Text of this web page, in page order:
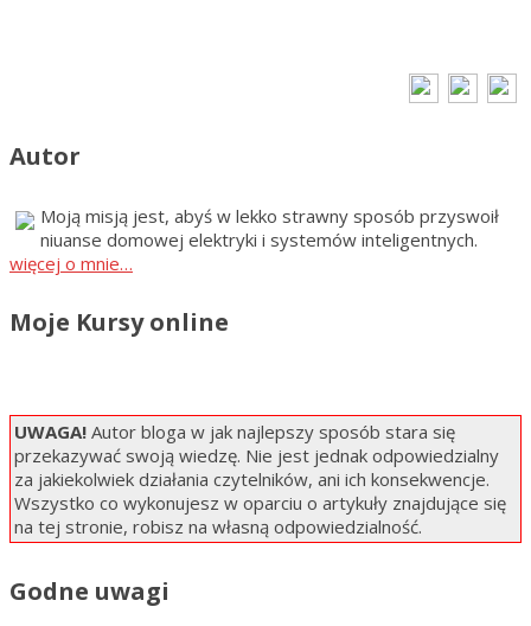
Autor
Moją misją jest, abyś w lekko strawny sposób przyswoił
niuanse domowej elektryki i systemów inteligentnych.
więcej o mnie…
Moje Kursy online
UWAGA! Autor bloga w jak najlepszy sposób stara się
przekazywać swoją wiedzę. Nie jest jednak odpowiedzialny
za jakiekolwiek działania czytelników, ani ich konsekwencje.
Wszystko co wykonujesz w oparciu o artykuły znajdujące się
na tej stronie, robisz na własną odpowiedzialność.
Godne uwagi